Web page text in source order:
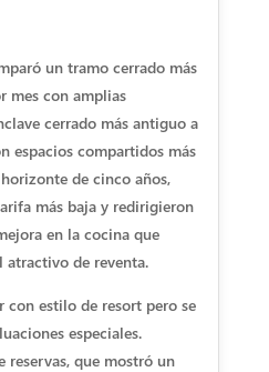
un tramo cerrado más
mes con amplias
cerrado más antiguo a
espacios compartidos más
de cinco años,
más baja y redirigieron
en la cocina que
de reventa.
estilo de resort pero se
especiales.
reservas, que mostró un